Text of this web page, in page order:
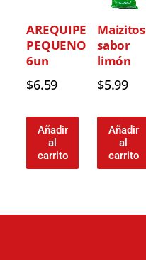
AREQUIPE
PEQUENO
6un
$6.59
Añadir
al
carrito
Maizitos
sabor
limón
$5.99
Añadir
al
carrito